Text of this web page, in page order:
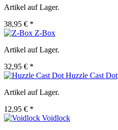
Artikel auf Lager.
38,95 € *
Z-Box
Artikel auf Lager.
32,95 € *
Huzzle Cast Dot
Artikel auf Lager.
12,95 € *
Voidlock